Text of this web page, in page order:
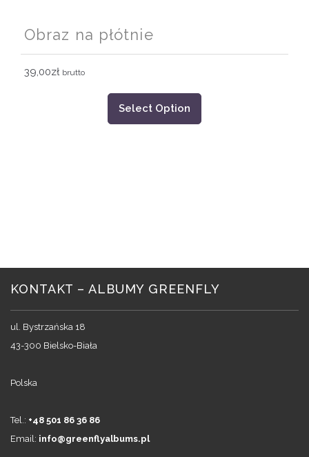
Obraz na płótnie
39,00zł brutto
Select Option
KONTAKT – ALBUMY GREENFLY
ul. Bystrzańska 18
43-300 Bielsko-Biała
Polska
Tel.: +48 501 86 36 86
Email: info@greenflyalbums.pl